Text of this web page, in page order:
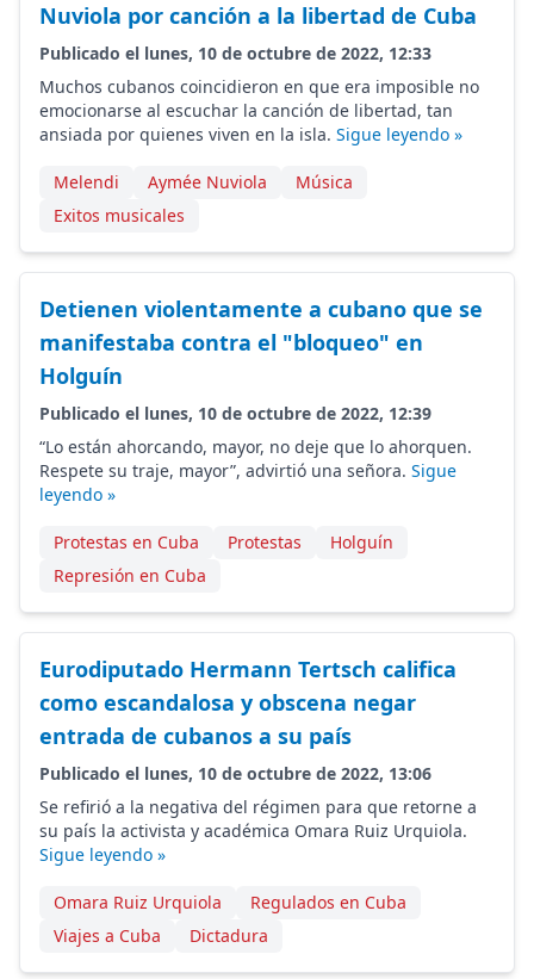
Nuviola por canción a la libertad de Cuba
Publicado el lunes, 10 de octubre de 2022, 12:33
Muchos cubanos coincidieron en que era imposible no
emocionarse al escuchar la canción de libertad, tan
ansiada por quienes viven en la isla. Sigue leyendo »
Melendi Aymée Nuviola
Música
Exitos musicales
Detienen violentamente a cubano que se
manifestaba contra el "bloqueo" en
Holguín
Publicado el lunes, 10 de octubre de 2022, 12:39
“Lo están ahorcando, mayor, no deje que lo ahorquen.
Respete su traje, mayor”, advirtió una señora. Sigue
leyendo »
Protestas en Cuba Protestas
Holguín
Represión en Cuba
Eurodiputado Hermann Tertsch califica
como escandalosa y obscena negar
entrada de cubanos a su país
Publicado el lunes, 10 de octubre de 2022, 13:06
Se refirió a la negativa del régimen para que retorne a
su país la activista y académica Omara Ruiz Urquiola.
Sigue leyendo »
Omara Ruiz Urquiola
Regulados en Cuba
Viajes a Cuba
Dictadura